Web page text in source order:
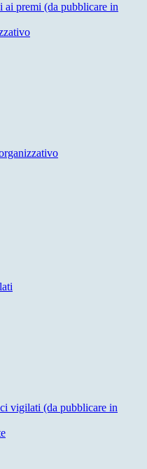
ai premi (da pubblicare in
vigilati (da pubblicare in